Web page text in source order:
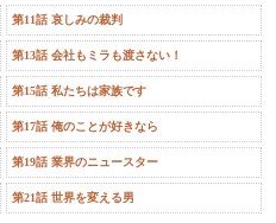
第11話 哀しみの裁判
第13話 会社もミラも渡さない！
第15話 私たちは家族です
第17話 俺のことが好きなら
第19話 業界のニュースター
第21話 世界を変える男